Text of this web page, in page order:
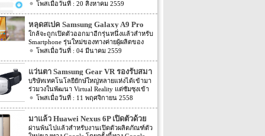
ออกมาแล้วนั้นเอง โดยรายละเอียดดังกล่าว
ได้ถูดเปิดเผยผ่านทางหน้าเว็บไซต์ตรวจสอบ
จากประเทศจีนอย่าง TENAA (China’s
Telecommunication Equipment Certification
Center) ซึ่งหากหลายๆ ท่านอาจจะสงสัยว่า รุ่น
S ที่เพิ่มมาใหม่นั้นจะมีการเปลี่ยนแปลงใน
ส่วนของ Spec ภายในตัวเครื่องด้วยเช่นกัน ซึ่ง
จะเหมือนกับของทาง Apple ที่ตระกูล S จะมี
การเปลี่ยนแปลง แต่ vivo X6SPlus ตัวใหม่
ของทาง […]
Nexus ออกมาให้แฟนๆ นั้นได้ทราบราย
นั้นได้ระบุถึงสเปค Smartphone รุ่นใหม่อย่าง
Nexus 5P Sailfish ผ่านทางหน้าเว็บไซต์อย่าง
AnTuTu กันไปแล้ว แต่ล่าสุดนั้นกลับมีราย
ละเอียด Spec อีกรุ่นหนึ่งที่คาดว่าจะถูกเปิดตัว
ออกมาพร้อมกับ Nexus 5P Sailfish ให้แฟนๆ
นั้นได้ทราบกันอีกครั้ง สำหรับข่าวล่าสุดของ
Smartphone รุ่นใหม่ของทาง Nexus ที่คาดว่า
จะเปิดตัวออกมาพร้อมกับรุ่นก่อนหน้าอย่าง
Nexus 5P Sailfish นั้นก่อนหน้านี้เมื่อประมาณ
เดือนมิถุยายนที่ผ่านมาได้มีข่าวระบุว่าตัว
เครื่องจะมี codenamed ว่า Marlin โดยล่าสุดนี้
นั้นบนนหน้าเว็บไซต์อย่าง AnTuTu เองก็ได้
เปิดเผย Spec ของ Marlin รุ่นใหม่นี้ออกมาอีก
ด้วยว่า Marlin นี้จะมาพร้อมกับหน้าจอแสดง
ผลขนาด 5.5 นิ้ว สำหรับ Chipset ที่ขับเคลื่อน
20 สิงหาคม 2559
หลุดสเปค Samsung Galaxy A9 Pro
จาก AnTuTu
ใกล้จะถูกเปิดตัวออกมาอีกรุ่นหนึ่งแล้วสำหรับ
Smartphone รุ่นใหม่ของทางค่ายผู้ผลิตของ
ประเทศเกาหลีอย่างแบรนด์ Samsung นั่นเอง
ไม่นานนี้เอง ทาง Samsung เองก็เพิ่งเปิดตัว
Samsung Galaxy S7 และ Samsung Galaxy
S7 edge ออกไปเอง โดยล่าสุดนั้นกลับมีสเปค
ของ Smartphone รุ่นใหม่ของทาง Samsung
ออกมาแล้ว สำหรับสเปคของ Smartphone รุ่น
ใหม่ของทาง Samsung นั้นจะเป็นรุ่นใหม่อย่าง
Samsung Galaxy A9 Pro โดยก่อนหน้านี้เมื่อ
ต้นเดือนกุมภาพันธ์นั้นก็มีสเปคของ Galaxy
A9 Pro ถูกเปิดเผยออกมาแล้ว โดย Spec ใน
04 มีนาคม 2559
แว่นตา Samsung Gear VR รองรับสมา
ร์ทโฟนหลายรุ่นและราคาถูกลง
บริษัทเทคโนโลยียักษ์ใหญ่หลายแห่งได้เข้ามา
ร่วมวงในพัฒนา Virtual Reality แต่ซัมซุงเข้า
มาเร็วกว่าใครโดยการนำเอาผลิตภัณฑ์ใหม่
อย่างเป็นทางการ โดยแว่นรุ่นใหม่นี้จะรองรับ
สมาร์ทโฟนหลายรุ่นเพื่อให้ลูกค้านั้นสามารถ
เข้าถึงได้มากขึ้น ซึ่งส่วนใหญ่จะเป็นสมา
11 พฤศจิกายน 2558
มาแล้ว Huawei Nexus 6P เปิดตัวด้วย
ราคา $500
ผ่านพ้นไปแล้วสำหรับงานเปิดตัวผลิตภัณฑ์ตัว